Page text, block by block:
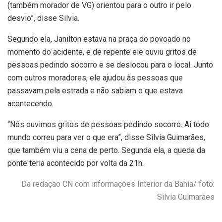
(também morador de VG) orientou para o outro ir pelo
desvio”, disse Silvia.
Segundo ela, Janilton estava na praça do povoado no
momento do acidente, e de repente ele ouviu gritos de
pessoas pedindo socorro e se deslocou para o local. Junto
com outros moradores, ele ajudou às pessoas que
passavam pela estrada e não sabiam o que estava
acontecendo.
“Nós ouvimos gritos de pessoas pedindo socorro. Ai todo
mundo correu para ver o que era”, disse Silvia Guimarães,
que também viu a cena de perto. Segunda ela, a queda da
ponte teria acontecido por volta da 21h.
Da redação CN com informações Interior da Bahia/ foto:
Silvia Guimarães